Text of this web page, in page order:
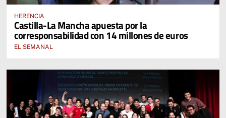
HERENCIA
Castilla-La Mancha apuesta por la
corresponsabilidad con 14 millones de euros
EL SEMANAL